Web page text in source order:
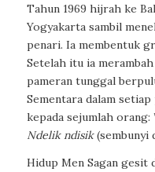
Tahun 1969 hijrah ke
Yogyakarta sambil
penari. Ia membentuk
Setelah itu ia
pameran tunggal
Sementara dalam
kepada sejumlah orang:
Ndelik ndisik(sembunyi
Hidup Men Sagan gesit